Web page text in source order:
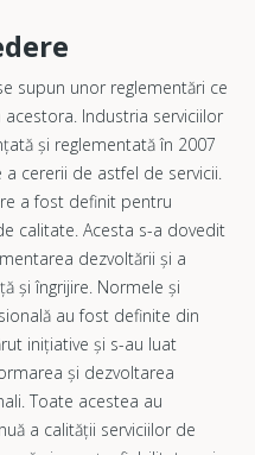
supun unor reglementări ce
Industria serviciilor
și reglementată în 2007
cererii de astfel de servicii.
a fost definit pentru
calitate. Acesta s-a dovedit
dezvoltării și a
și îngrijire. Normele și
au fost definite din
inițiative și s-au luat
și dezvoltarea
Toate acestea au
a calității serviciilor de